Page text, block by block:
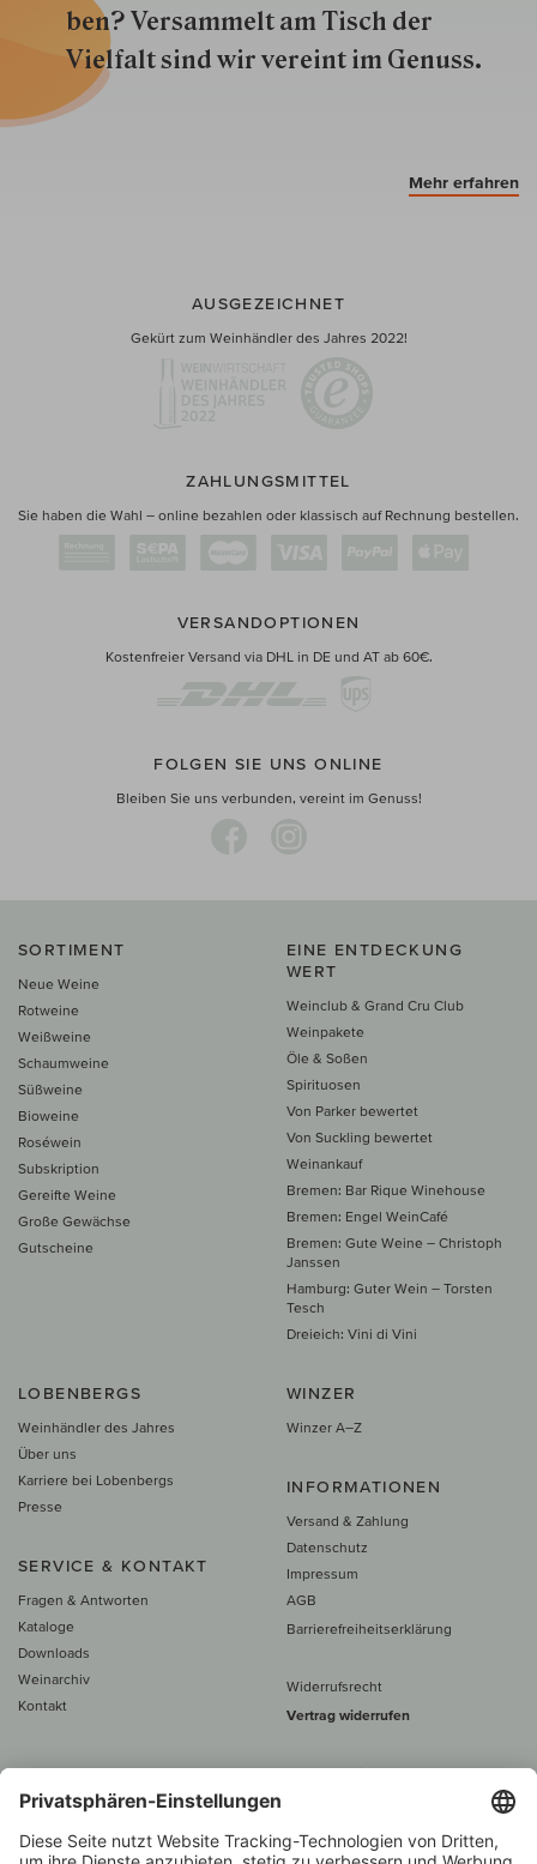
ben? Versammelt am Tisch der
Vielfalt sind wir ver­eint im Genuss.
Mehr erfahren
AUSGEZEICHNET
Gekürt zum Weinhändler des Jahres 2022!
ZAHLUNGSMITTEL
Sie haben die Wahl – online bezahlen oder klassisch auf Rechnung bestellen.
VERSANDOPTIONEN
Kostenfreier Versand via DHL in DE und AT ab 60€.
FOLGEN SIE UNS ONLINE
Bleiben Sie uns verbunden, vereint im Genuss!
SORTIMENT
Neue Weine
Rotweine
Weißweine
Schaumweine
Süßweine
Bioweine
Roséwein
Subskription
Gereifte Weine
Große Gewächse
Gutscheine
EINE ENTDECKUNG
WERT
Weinclub & Grand Cru Club
Weinpakete
Öle & Soßen
Spirituosen
Von Parker bewertet
Von Suckling bewertet
Weinankauf
Bremen: Bar Rique Winehouse
Bremen: Engel WeinCafé
Bremen: Gute Weine – Christoph
Janssen
Hamburg: Guter Wein – Torsten
Tesch
Dreieich: Vini di Vini
LOBENBERGS
Weinhändler des Jahres
Über uns
Karriere bei Lobenbergs
Presse
SERVICE & KONTAKT
Fragen & Antworten
Kataloge
Downloads
Weinarchiv
Kontakt
WINZER
Winzer A–Z
INFORMATIONEN
Versand & Zahlung
Datenschutz
Impressum
AGB
Barrierefreiheitserklärung
Widerrufsrecht
Vertrag widerrufen
Alle Preise inkl. MwSt., zzgl. 5 €
60 € versand­kosten­